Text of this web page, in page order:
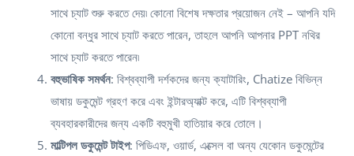
সাথে চ্যাট শুরু করতে দেয়৷ কোনো বিশেষ দক্ষতার প্রয়োজন নেই – আপনি যদি
কোনো বন্ধুর সাথে চ্যাট করতে পারেন, তাহলে আপনি আপনার PPT নথির
সাথে চ্যাট করতে পারেন৷
বহুভাষিক সমর্থন: বিশ্বব্যাপী দর্শকদের জন্য ক্যাটারিং, Chatize বিভিন্ন
ভাষায় ডকুমেন্ট গ্রহণ করে এবং ইন্টারঅ্যাক্ট করে, এটি বিশ্বব্যাপী
ব্যবহারকারীদের জন্য একটি বহুমুখী হাতিয়ার করে তোলে।
মাল্টিপল ডকুমেন্ট টাইপ: পিডিএফ, ওয়ার্ড, এক্সেল বা অন্য যেকোন ডকুমেন্টের